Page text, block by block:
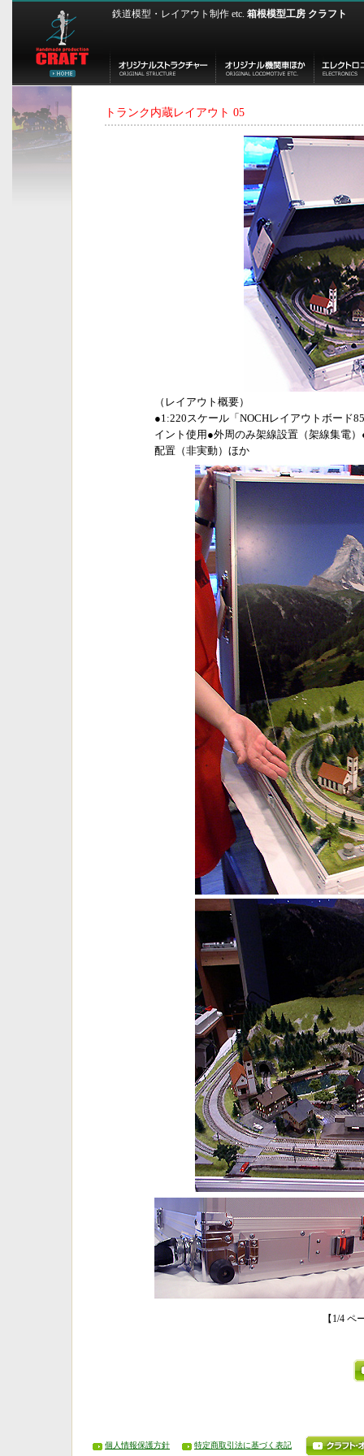
鉄道模型・レイアウト制作 etc. 箱根模型工房 クラフト
トランク内蔵レイアウト 05
（レイアウト概要）
●1:220スケール「NOCHレイアウトボード
イント使用●外周のみ架線設置（架線集電
配置（非実動）ほか
【1/4
個人情報保護方針 特定商取引法に基づく表記